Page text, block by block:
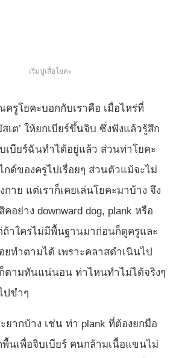
เริ่มปูเสื่อโยคะ
รูโยคะบอกกับเราคือ เมื่อไหร่ที่
เต’ ให้ยกเบียร์ขึ้นจิบ ซึ่งฟังแล้วรู้สึก
เบียร์ฉันทำได้อยู่แล้ว ส่วนท่าโยคะ
ด์ของครูไปเรื่อยๆ ส่วนตัวแม้จะไม่
กาย แต่เราก็เคยเล่นโยคะมาบ้าง จึง
อย่าง downward dog, plank หรือ
ถ้าใครไม่มีพื้นฐานมาก่อนก็ดูครูและ
ทำตามได้ เพราะคลาสดำเนินไป
ก็ตามทันแน่นอน ท่าไหนทำไม่ได้จริงๆ
ปขำๆ
ยากบ้าง เช่น ท่า plank ที่ต้องยกมือ
นเพื่อจิบเบียร์ คนกล้ามเนื้อแขนไม่